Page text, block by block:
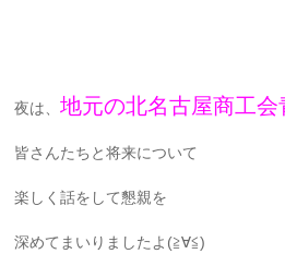
夜は、地元の北名古屋商工会
皆さんたちと将来について
楽しく話をして懇親を
深めてまいりましたよ(≧∀≦)